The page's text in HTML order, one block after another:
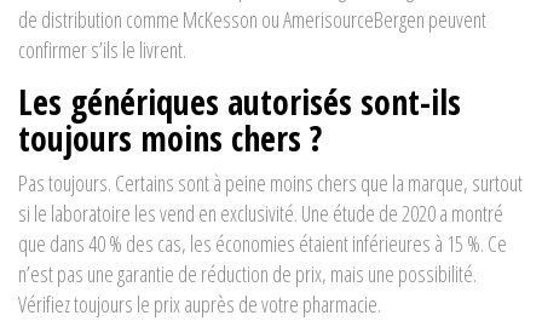
de distribution comme McKesson ou AmerisourceBergen peuvent
confirmer s’ils le livrent.
Les génériques autorisés sont-ils
toujours moins chers ?
Pas toujours. Certains sont à peine moins chers que la marque, surtout
si le laboratoire les vend en exclusivité. Une étude de 2020 a montré
que dans 40 % des cas, les économies étaient inférieures à 15 %. Ce
n’est pas une garantie de réduction de prix, mais une possibilité.
Vérifiez toujours le prix auprès de votre pharmacie.